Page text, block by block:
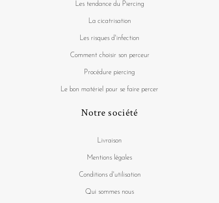
Les tendance du Piercing
La cicatrisation
Les risques d'infection
Comment choisir son perceur
Procédure piercing
Le bon matériel pour se faire percer
Notre société
Livraison
Mentions légales
Conditions d'utilisation
Qui sommes nous